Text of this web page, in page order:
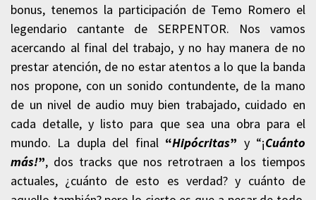
bonus, tenemos la participación de Temo Romero el
legendario cantante de SERPENTOR. Nos vamos
acercando al final del trabajo, y no hay manera de no
prestar atención, de no estar atentos a lo que la banda
nos propone, con un sonido contundente, de la mano
de un nivel de audio muy bien trabajado, cuidado en
cada detalle, y listo para que sea una obra para el
mundo. La dupla del final “Hipócritas” y “¡Cuánto
más!”, dos tracks que nos retrotraen a los tiempos
actuales, ¿cuánto de esto es verdad? y cuánto de